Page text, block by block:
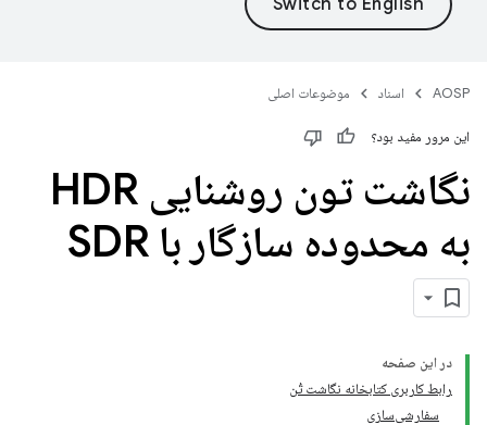
AOSP اسناد موضوعات اصلی
این مرور مفید بود؟
نگاشت تون روشنایی HDR
به محدوده سازگار با SDR
در این صفحه
رابط کاربری کتابخانه نگاشت تُن
سفارشی‌سازی